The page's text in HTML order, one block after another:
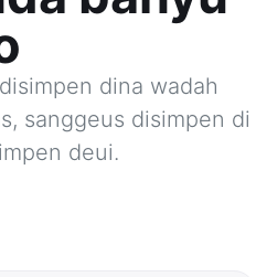
dina wadah
sanggeus disimpen di
deui.